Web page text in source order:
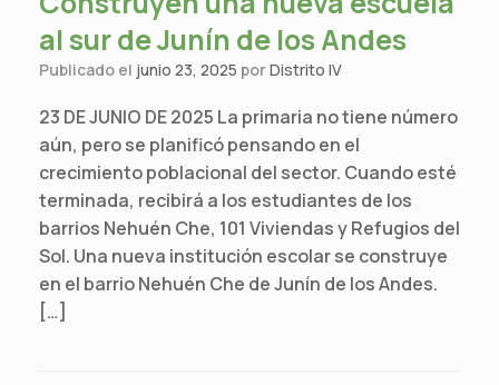
al sur de Junín de los Andes
Publicado el junio 23, 2025 porDistrito IV
23 DE JUNIO DE 2025 La primaria no tiene número
aún, pero se planificó pensando en el
crecimiento poblacional del sector. Cuando esté
terminada, recibirá a los estudiantes de los
barrios Nehuén Che, 101 Viviendas y Refugios del
Sol. Una nueva institución escolar se construye
en el barrio Nehuén Che de Junín de los Andes.
[…]